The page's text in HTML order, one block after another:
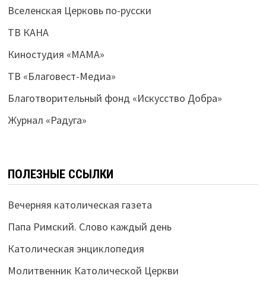
Вселенская Церковь по-русски
ТВ КАНА
Киностудия «МАМА»
ТВ «Благовест-Медиа»
Благотворительный фонд «Искусство Добра»
Журнал «Радуга»
ПОЛЕЗНЫЕ ССЫЛКИ
Вечерняя католическая газета
Папа Римский. Слово каждый день
Католическая энциклопедия
Молитвенник Католической Церкви